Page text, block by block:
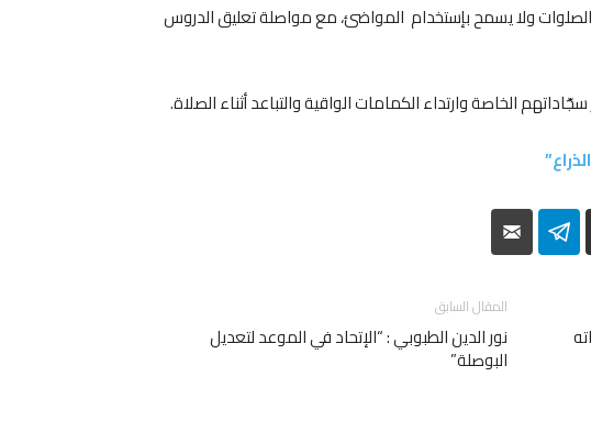
ولا يسمح بإستخدام المواضئ، مع مواصلة تعليق الدروس
الخاصة وارتداء الكمامات الواقية والتباعد أثناء الصلاة.
Reddit
Telegram
المقال السابق
نور الدين الطبوبي : “الإتحاد في الموعد لتعديل
البوصلة”